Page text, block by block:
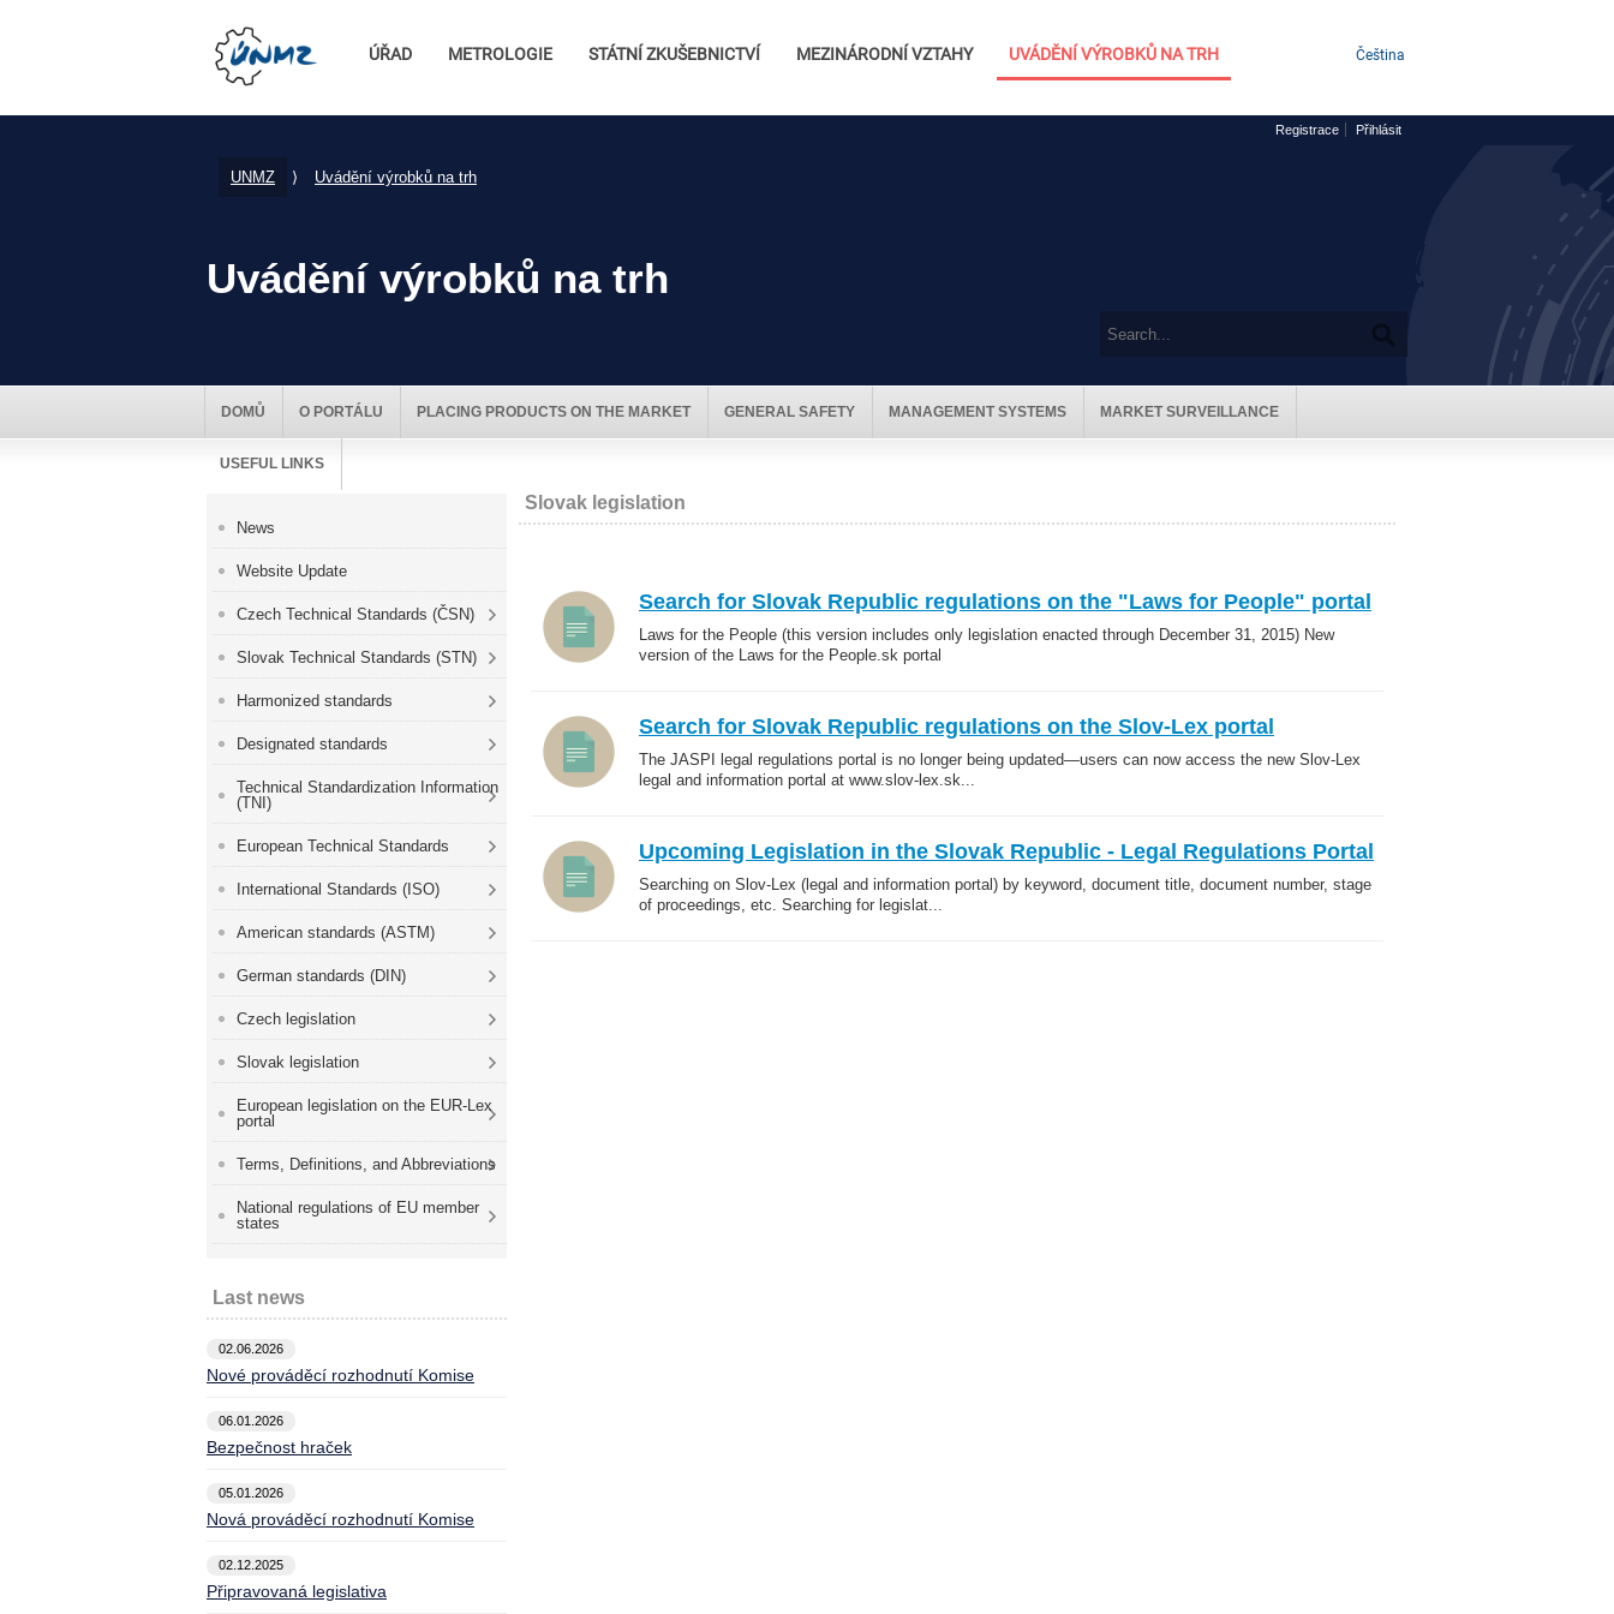
ÚŘAD METROLOGIE STÁTNÍ ZKUŠEBNICTVÍ MEZINÁRODNÍ VZTAHY UVÁDĚNÍ VÝROBKŮ NA TRH Čeština
Registrace Přihlásit
UNMZ ⟩ Uvádění výrobků na trh
Uvádění výrobků na trh
DOMŮ O PORTÁLU PLACING PRODUCTS ON THE MARKET GENERAL SAFETY MANAGEMENT SYSTEMS MARKET SURVEILLANCE
USEFUL LINKS
News
Website Update
Czech Technical Standards (ČSN)
Slovak Technical Standards (STN)
Harmonized standards
Designated standards
Technical Standardization Information
(TNI)
European Technical Standards
International Standards (ISO)
American standards (ASTM)
German standards (DIN)
Czech legislation
Slovak legislation
European legislation on the EUR-Lex
portal
Terms, Definitions, and Abbreviations
National regulations of EU member
states
Last news
02.06.2026
Nové prováděcí rozhodnutí Komise
06.01.2026
Bezpečnost hraček
05.01.2026
Nová prováděcí rozhodnutí Komise
02.12.2025
Připravovaná legislativa
Slovak legislation
Search for Slovak Republic regulations on the "Laws for People" portal
Laws for the People (this version includes only legislation enacted through December 31, 2015) New
version of the Laws for the People.sk portal
Search for Slovak Republic regulations on the Slov-Lex portal
The JASPI legal regulations portal is no longer being updated—users can now access the new Slov-Lex
legal and information portal at www.slov-lex.sk...
Upcoming Legislation in the Slovak Republic - Legal Regulations Portal
Searching on Slov-Lex (legal and information portal) by keyword, document title, document number, stage
of proceedings, etc. Searching for legislat...